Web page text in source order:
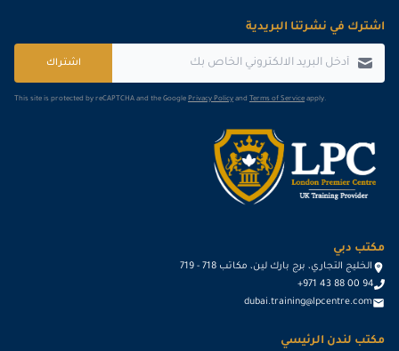
اشترك في نشرتنا البريدية
اشتراك
This site is protected by reCAPTCHA and the Google Privacy Policy and Terms of Service apply.
مكتب دبي
الخليج التجاري، برج بارك لين، مكاتب 718 - 719
+971 43 88 00 94
dubai.training@lpcentre.com
مكتب لندن الرئيسي